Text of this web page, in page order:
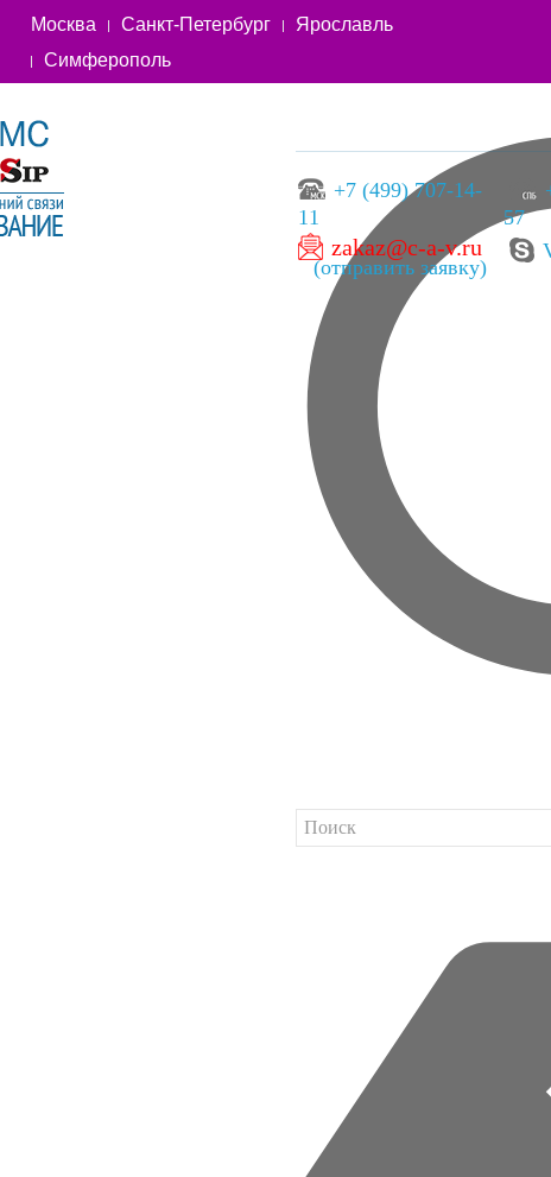
Москва Санкт-Петербург
Ярославль
Симферополь
+7 (499) 707-14-
11
57
zakaz@c-a-v.ru
(отправить заявку)